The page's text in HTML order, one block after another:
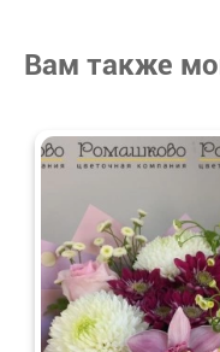
Вам также